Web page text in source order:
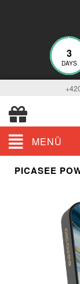
3
DAYS
MENÜ
PICASEE